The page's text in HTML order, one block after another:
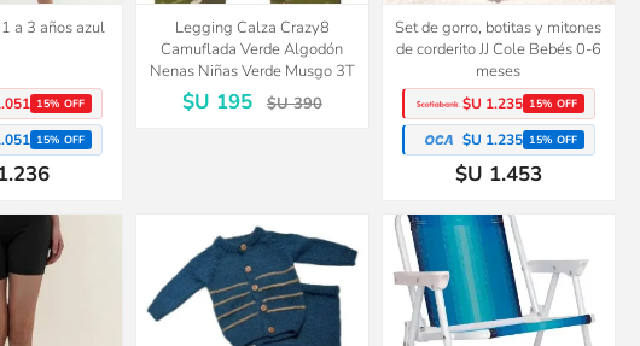
a 3 años azul
15% OFF
15% OFF
Legging Calza Crazy8
Camuflada Verde Algodón
Nenas Niñas Verde Musgo 3T
$U 195 $U 390
Set de gorro, botitas y mitones
de corderito JJ Cole Bebés 0-6
meses
$U 1.235 15% OFF
$U 1.235 15% OFF
$U 1.453